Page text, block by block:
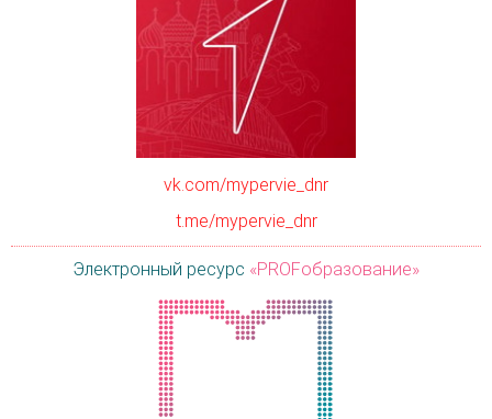
vk.com/mypervie_dnr
t.me/mypervie_dnr
Электронный ресурс «PROFобразование»